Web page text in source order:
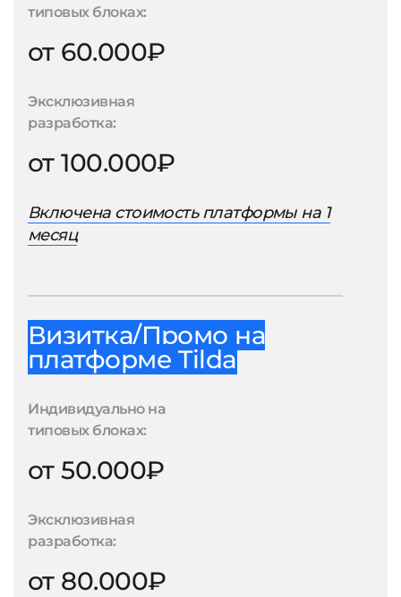
типовых блоках:
от 60.000₽
Эксклюзивная
разработка:
от 100.000₽
Включена стоимость платформы на 1
месяц
Визитка/Промо на
платформе Tilda
Индивидуально на
типовых блоках:
от 50.000₽
Эксклюзивная
разработка:
от 80.000₽